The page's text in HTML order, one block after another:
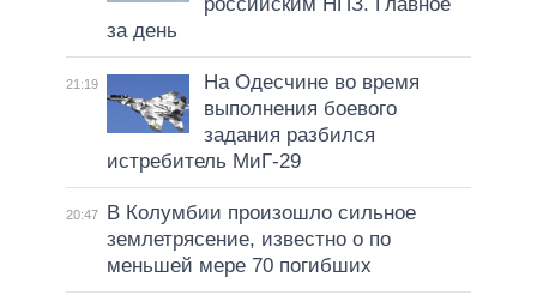
российским НПЗ. Главное
за день
21:19
На Одесчине во время
выполнения боевого
задания разбился
истребитель МиГ-29
20:47
В Колумбии произошло сильное
землетрясение, известно о по
меньшей мере 70 погибших